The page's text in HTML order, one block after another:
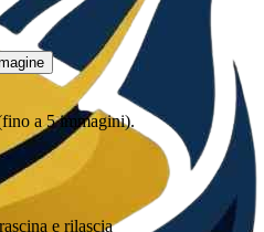
a 5 immagini).
e rilascia